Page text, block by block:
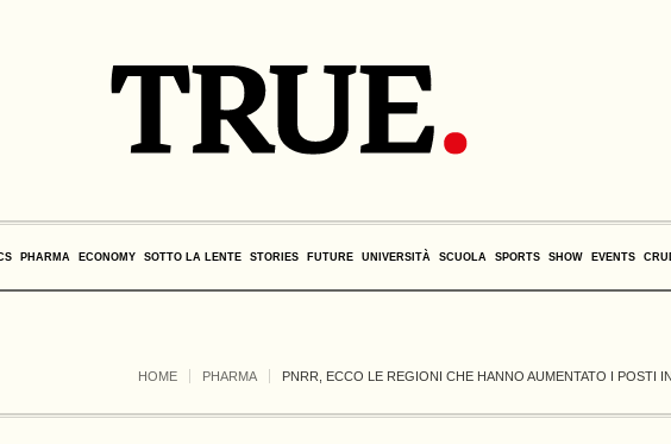
PHARMA ECONOMY SOTTO LA LENTE STORIES FUTURE UNIVERSITÀ SCUOLA SPORTS SHOW EVENTS
HOME PHARMA PNRR, ECCO LE REGIONI CHE HANNO AUMENTATO I POSTI